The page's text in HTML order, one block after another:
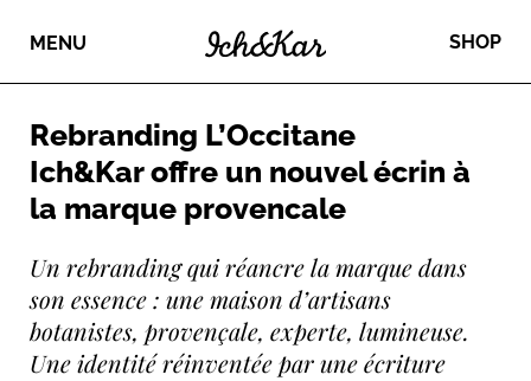
MENU SHOP
Rebranding L’Occitane
Ich&Kar offre un nouvel écrin à
la marque provencale
Un rebranding qui réancre la marque dans
son essence : une maison d’artisans
botanistes, provençale, experte, lumineuse.
Une identité réinventée par une écriture